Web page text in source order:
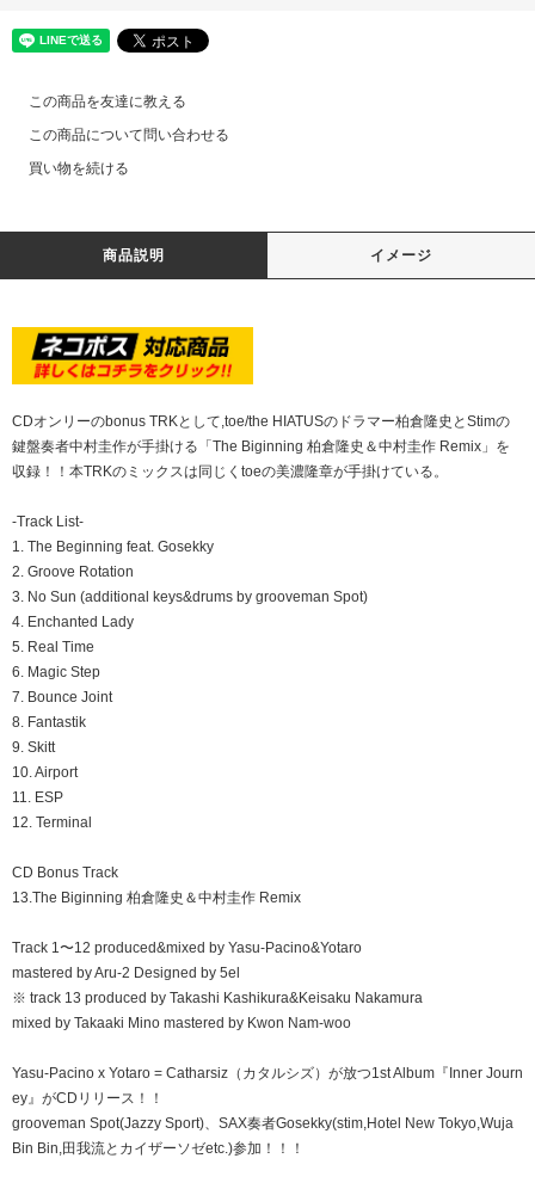
この商品を友達に教える
この商品について問い合わせる
買い物を続ける
商品説明 イメージ
CDオンリーのbonus TRKとして,toe/the HIATUSのドラマー柏倉隆史とStimの
鍵盤奏者中村圭作が手掛ける「The Biginning 柏倉隆史＆中村圭作 Remix」を
収録！！本TRKのミックスは同じくtoeの美濃隆章が手掛けている。
-Track List-
1. The Beginning feat. Gosekky
2. Groove Rotation
3. No Sun (additional keys&drums by grooveman Spot)
4. Enchanted Lady
5. Real Time
6. Magic Step
7. Bounce Joint
8. Fantastik
9. Skitt
10. Airport
11. ESP
12. Terminal
CD Bonus Track
13.The Biginning 柏倉隆史＆中村圭作 Remix
Track 1〜12 produced&mixed by Yasu-Pacino&Yotaro
mastered by Aru-2 Designed by 5el
※ track 13 produced by Takashi Kashikura&Keisaku Nakamura
mixed by Takaaki Mino mastered by Kwon Nam-woo
Yasu-Pacino x Yotaro = Catharsiz（カタルシズ）が放つ1st Album『Inner Journ
ey』がCDリリース！！
grooveman Spot(Jazzy Sport)、SAX奏者Gosekky(stim,Hotel New Tokyo,Wuja
Bin Bin,田我流とカイザーソゼetc.)参加！！！